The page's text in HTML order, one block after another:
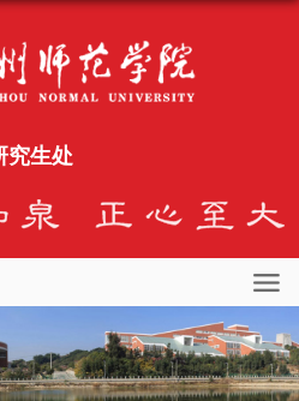
究生处